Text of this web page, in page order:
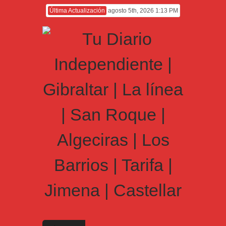
Última Actualización agosto 5th, 2026 1:13 PM